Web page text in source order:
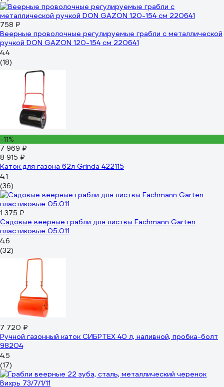
758 ₽
Веерные проволочные регулируемые грабли с металлической
ручкой DON GAZON 120-154 см 220641
4.4
(18)
-11%
7 969 ₽
8 915 ₽
Каток для газона 62л Grinda 422115
4.1
(36)
1 375 ₽
Садовые веерные грабли для листвы Fachmann Garten
пластиковые 05.011
4.6
(32)
7 720 ₽
Ручной газонный каток СИБРТЕХ 40 л, наливной, пробка-болт
98204
4.5
(17)